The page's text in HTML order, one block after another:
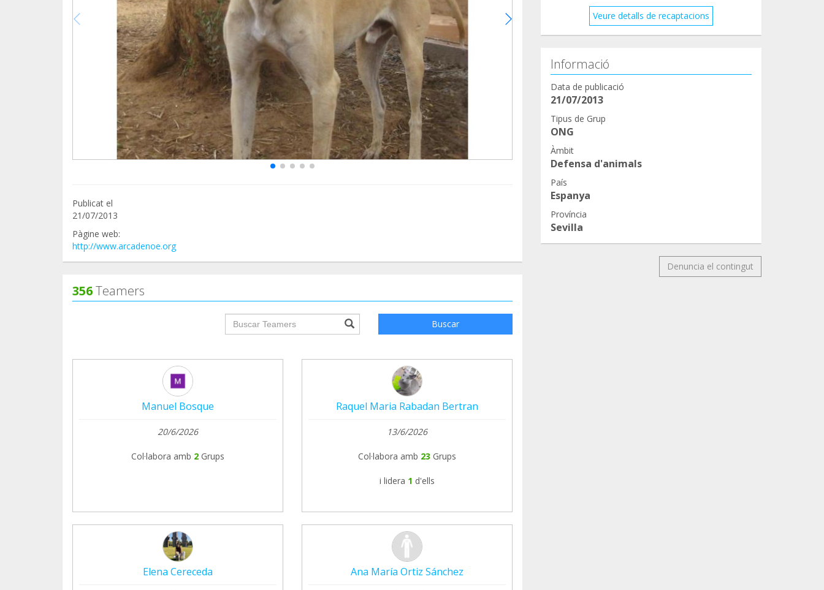
Publicat el
21/07/2013
Pàgine web:
http://www.arcadenoe.org
356Teamers
groupProfile.searchForm.search.text??? Buscar
Manuel Bosque
20/6/2026
Col·labora amb 2 Grups
Raquel Maria Rabadan Bertran
13/6/2026
Col·labora amb 23 Grups
i lidera 1 d'ells
Elena Cereceda Ana María Ortiz Sánchez
Veure detalls de recaptacions
Informació
Data de publicació
21/07/2013
Tipus de Grup
ONG
Àmbit
Defensa d'animals
País
Espanya
Província
Sevilla
Denuncia el contingut